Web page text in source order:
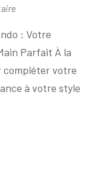
Votre
Sac
à
Main
: Votre
Parfait À la
compléter votre
à votre style